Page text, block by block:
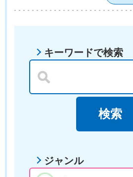
キーワードで検索
ジャンル